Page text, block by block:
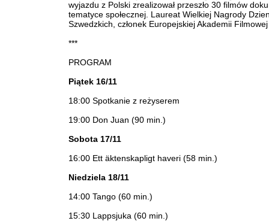
wyjazdu z Polski zrealizował przeszło 30 filmów
tematyce społecznej. Laureat Wielkiej Nagrody
Szwedzkich, członek Europejskiej Akademii
***
PROGRAM
Piątek 16/11
18:00 Spotkanie z reżyserem
19:00 Don Juan (90 min.)
Sobota 17/11
16:00 Ett äktenskapligt haveri (58 min.)
Niedziela 18/11
14:00 Tango (60 min.)
15:30 Lappsjuka (60 min.)